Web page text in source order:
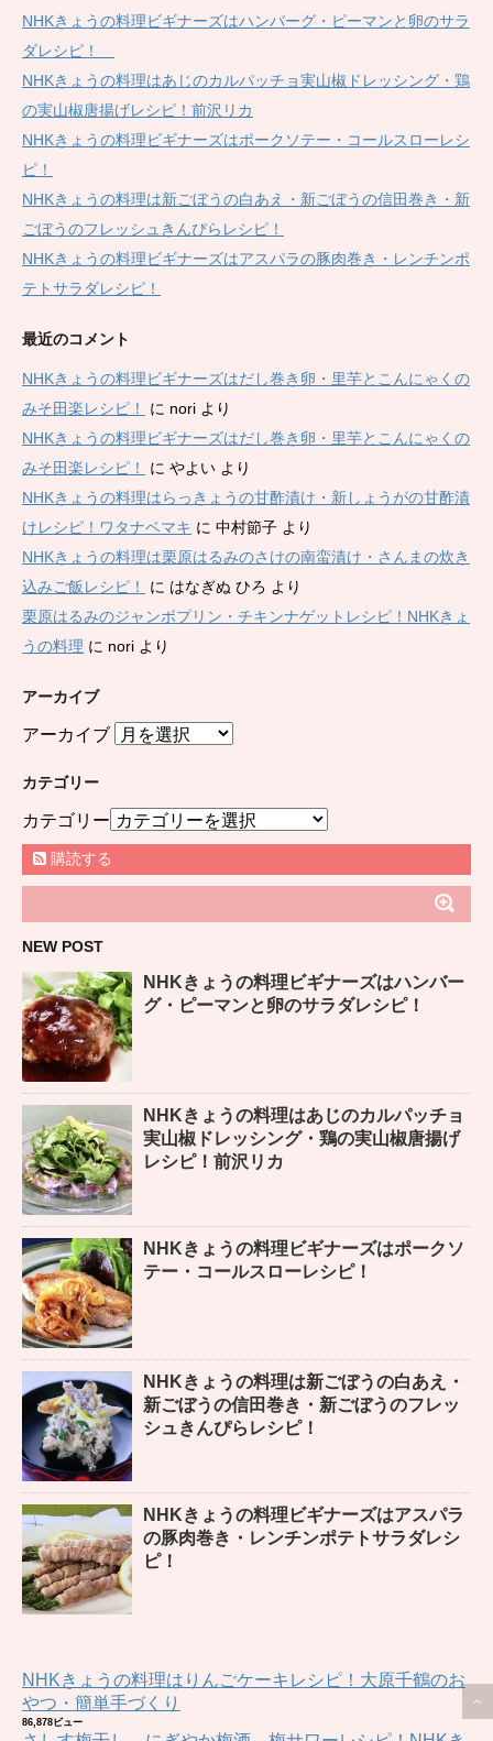
NHKきょうの料理ビギナーズはハンバーグ・ピーマンと卵のサラ
ダレシピ！
NHKきょうの料理はあじのカルパッチョ実山椒ドレッシング・鶏
の実山椒唐揚げレシピ！前沢リカ
NHKきょうの料理ビギナーズはポークソテー・コールスローレシ
ピ！
NHKきょうの料理は新ごぼうの白あえ・新ごぼうの信田巻き・新
ごぼうのフレッシュきんぴらレシピ！
NHKきょうの料理ビギナーズはアスパラの豚肉巻き・レンチンポ
テトサラダレシピ！
最近のコメント
NHKきょうの料理ビギナーズはだし巻き卵・里芋とこんにゃくの
みそ田楽レシピ！
に nori より
NHKきょうの料理ビギナーズはだし巻き卵・里芋とこんにゃくの
みそ田楽レシピ！
に やよい より
NHKきょうの料理はらっきょうの甘酢漬け・新しょうがの甘酢漬
けレシピ！ワタナベマキ に 中村節子 より
NHKきょうの料理は栗原はるみのさけの南蛮漬け・さんまの炊き
込みご飯レシピ！
に はなぎぬ ひろ より
栗原はるみのジャンボプリン・チキンナゲットレシピ！NHKきょ
うの料理 に nori より
アーカイブ
アーカイブ
カテゴリー
カテゴリー
購読する
NEW POST
NHKきょうの料理ビギナーズはハンバー
グ・ピーマンと卵のサラダレシピ！
NHKきょうの料理はあじのカルパッチョ
実山椒ドレッシング・鶏の実山椒唐揚げ
レシピ！前沢リカ
NHKきょうの料理ビギナーズはポークソ
テー・コールスローレシピ！
NHKきょうの料理は新ごぼうの白あえ・
新ごぼうの信田巻き・新ごぼうのフレッ
シュきんぴらレシピ！
NHKきょうの料理ビギナーズはアスパラ
の豚肉巻き・レンチンポテトサラダレシ
ピ！
NHKきょうの料理はりんごケーキレシピ！大原千鶴のお
やつ・簡単手づくり
86,878ビュー